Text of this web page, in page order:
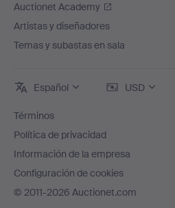
Auctionet Academy
Artistas y diseñadores
Temas y subastas en sala
Español USD
Términos
Política de privacidad
Información de la empresa
Configuración de cookies
© 2011-2026 Auctionet.com